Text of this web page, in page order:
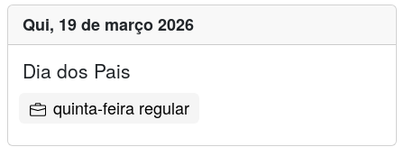
Qui, 19 de março 2026
Dia dos Pais
quinta-feira regular